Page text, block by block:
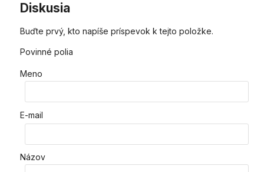
Diskusia
Buďte prvý, kto napíše príspevok k tejto položke.
Povinné polia
Meno
E-mail
Názov